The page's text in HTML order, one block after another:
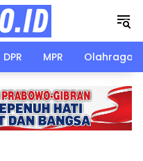
DPR MPR Olahraga